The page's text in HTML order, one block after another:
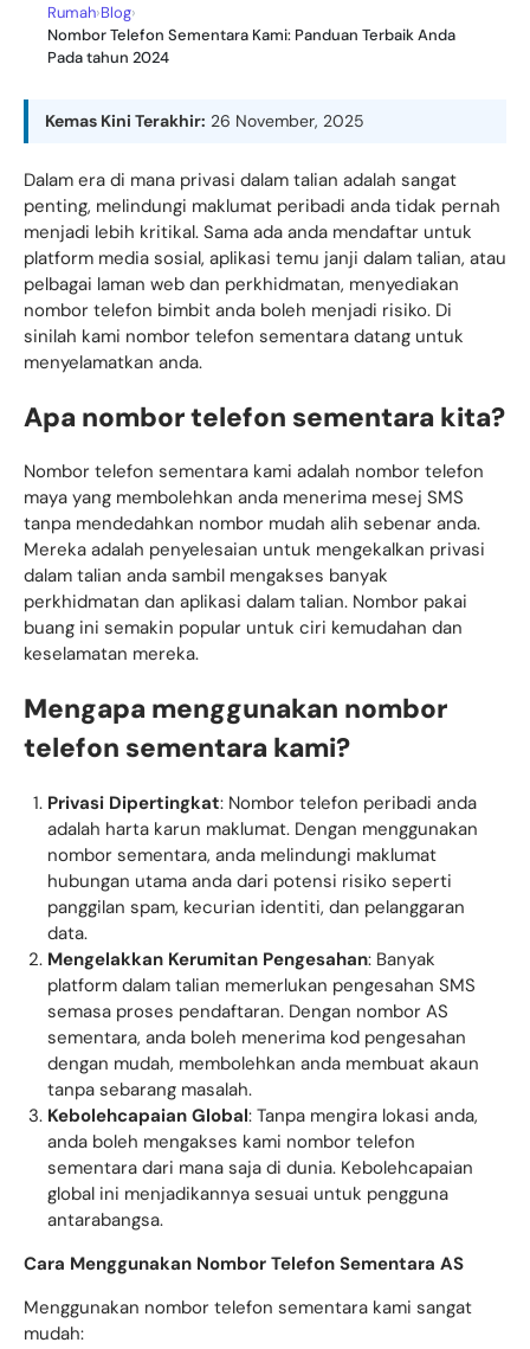
Rumah›Blog›
Nombor Telefon Sementara Kami: Panduan Terbaik Anda
Pada tahun 2024
Kemas Kini Terakhir: 26 November, 2025
Dalam era di mana privasi dalam talian adalah sangat
penting, melindungi maklumat peribadi anda tidak pernah
menjadi lebih kritikal. Sama ada anda mendaftar untuk
platform media sosial, aplikasi temu janji dalam talian, atau
pelbagai laman web dan perkhidmatan, menyediakan
nombor telefon bimbit anda boleh menjadi risiko. Di
sinilah kami nombor telefon sementara datang untuk
menyelamatkan anda.
Apa nombor telefon sementara kita?
Nombor telefon sementara kami adalah nombor telefon
maya yang membolehkan anda menerima mesej SMS
tanpa mendedahkan nombor mudah alih sebenar anda.
Mereka adalah penyelesaian untuk mengekalkan privasi
dalam talian anda sambil mengakses banyak
perkhidmatan dan aplikasi dalam talian. Nombor pakai
buang ini semakin popular untuk ciri kemudahan dan
keselamatan mereka.
Mengapa menggunakan nombor
telefon sementara kami?
Privasi Dipertingkat: Nombor telefon peribadi anda
adalah harta karun maklumat. Dengan menggunakan
nombor sementara, anda melindungi maklumat
hubungan utama anda dari potensi risiko seperti
panggilan spam, kecurian identiti, dan pelanggaran
data.
Mengelakkan Kerumitan Pengesahan: Banyak
platform dalam talian memerlukan pengesahan SMS
semasa proses pendaftaran. Dengan nombor AS
sementara, anda boleh menerima kod pengesahan
dengan mudah, membolehkan anda membuat akaun
tanpa sebarang masalah.
Kebolehcapaian Global: Tanpa mengira lokasi anda,
anda boleh mengakses kami nombor telefon
sementara dari mana saja di dunia. Kebolehcapaian
global ini menjadikannya sesuai untuk pengguna
antarabangsa.
Cara Menggunakan Nombor Telefon Sementara AS
Menggunakan nombor telefon sementara kami sangat
mudah: